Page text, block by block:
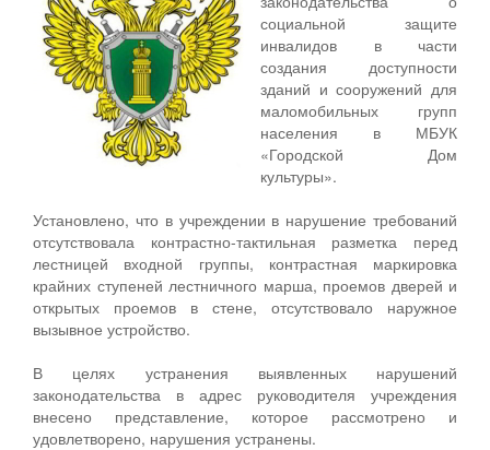
социальной защите
инвалидов в части
создания доступности
зданий и сооружений для
маломобильных групп
населения в МБУК
«Городской Дом
культуры».
Установлено, что в учреждении в нарушение требований
отсутствовала контрастно-тактильная разметка перед
лестницей входной группы, контрастная маркировка
крайних ступеней лестничного марша, проемов дверей и
открытых проемов в стене, отсутствовало наружное
вызывное устройство.
В целях устранения выявленных нарушений
законодательства в адрес руководителя учреждения
внесено представление, которое рассмотрено и
удовлетворено, нарушения устранены.